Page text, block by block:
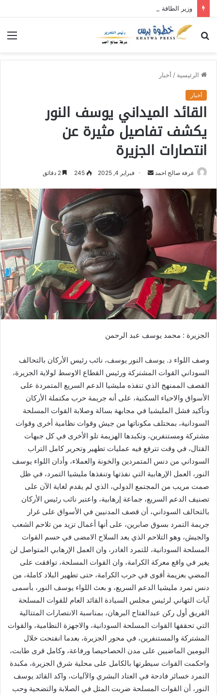
الرئيسية / أخبار
أخبار
القائد الميداني يوسف النور
يكشف تفاصيل مثيرة عن
انتصارات الجزيرة
عرفة صالح احمد
س
ل
ر
ي
ا
إ
ك
ت
و
ي
ا
فبراير 4, 2025 245
الجزيرة : محمد يوسف عبد الرحمن
وصف اللواء د. يوسف النور يوسف، ‏نائب رئيس الأركان بالتحالف
السوداني القوات المشتركة ورئيس القطاع الاوسط لولاية الجزيرة،
القصف الممنهج الذي تنفذه مليشيا الدعم السريع المتمردة على
الأسواق والاحياء السكنية، على أنه جريمة حرب مكتملة الأركان
وتأكيد فشل المليشيا في مجابهة بسالة وصلابة القوات المسلحة
السودانية، بمختلف مكوناتها من جيش وقوات نظامية أخرى وقوات
مشتركة ومستنفرين، وتكبدها الهزيمة تلو الأخرى في كل جبهات
القتال، في وقت تترفع فيه عمليات تطهير وتحرير كامل التراب
السوداني من دنس المتمردين والخونة والعملاء، وأدان اللواء يوسف
النور، العمل الإرهابية التي نفذتها وتنفذها مليشيا التمرد، في ظل
صمت مريب من المجتمع الدولي، الذي لم يقدم لغاية الآن على
تصنيف الدعم السريع، جماعة إرهابية، واعتبر نائب رئيس الأركان
بالتحالف السوداني، أن قصف المدنيين في الأسواق على غرار
جريمة التمرد بسوق صابرين، على أنها أعمال تزيد من تلاحم الشعب
والجيش، وهو التلاحم الذي يعد السلاح الامضى في حسم القوات
المسلحة السودانية، للتمرد الغادر، وان العمل الإرهابي المتواصل لن
يغير في واقع معركة الكرامة، وان القوات المسلحة، توافقت على
المضي بعزيمة أقوى في حرب الكرامة، حتى تطهير البلاد كاملة، من
دنس تمرد مليشيا الدعم السريع، و بعث اللواء يوسف النور، بأسمى
آيات التهاني لرئيس مجلس السيادة القائد العام للقوات المسلحة
الفريق أول ركن عبدالفتاح البرهان، بمناسبة الانتصارات المتتالية
التي تحققها القوات المسلحة السودانية، والاجهزة النظامية، والقوات
المشتركة والمستنفرين، في محور الجزيرة، بعدما انفتحت خلال
اليومين الماضيين على مدن الحصاحيصا ورفاعة، وكامل قرى طابت،
واحكمت القوات سيطرتها بالكامل على محلية شرق الجزيرة، مكبدة
التمرد خسائر فادحة في العتاد البشري والآليات، واكد القائد يوسف
النور، أن القوات المسلحة ضربت المثل في الصلابة والتضحية وحب